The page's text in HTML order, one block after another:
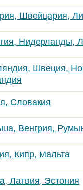
Швейцария,
Нидерланды,
Швеция,
Словакия
Венгрия,
Кипр, Мальта
Латвия, Эстония